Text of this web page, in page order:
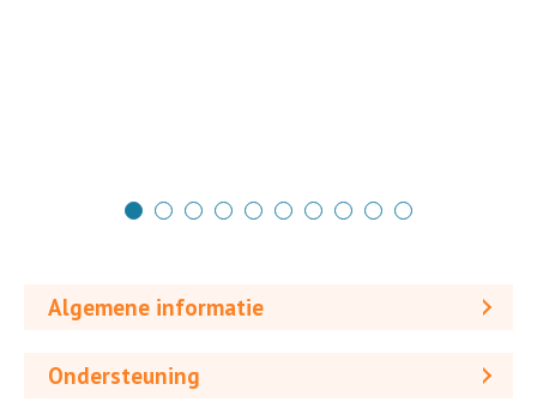
Algemene informatie
Ondersteuning